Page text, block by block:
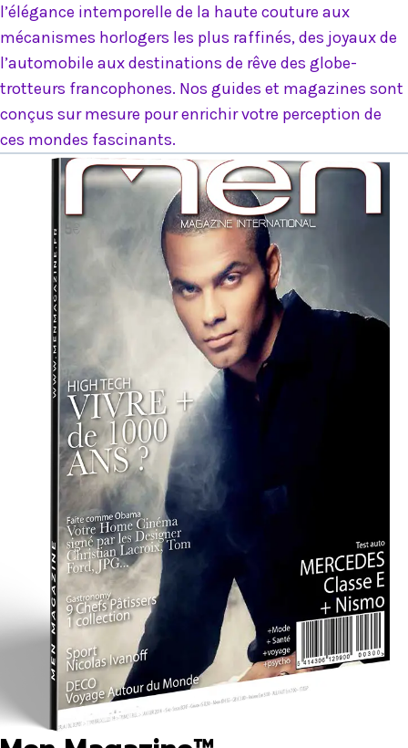
l’élégance intemporelle de la haute couture aux
mécanismes horlogers les plus raffinés, des joyaux de
l’automobile aux destinations de rêve des globe-
trotteurs francophones. Nos guides et magazines sont
conçus sur mesure pour enrichir votre perception de
ces mondes fascinants.